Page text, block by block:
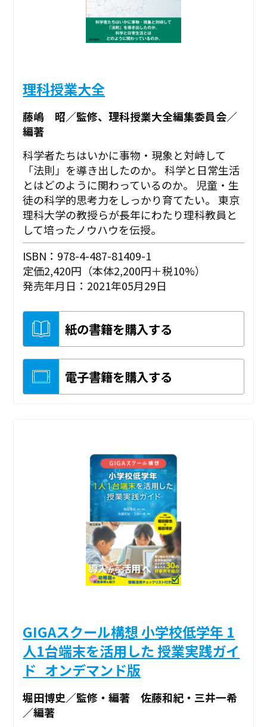
理科授業大全
藤嶋 昭／監修、理科授業大全編集委員会／
編著
科学者たちはいかに事物・現象と対峙して
「法則」を導き出したのか。 科学と日常生活
とはどのように関わっているのか。 児童・生
徒の科学的思考力をしっかり育てたい。 東京
理科大学の教授らが長年にわたり理科教員と
して培ったノウハウを伝授。
ISBN：978-4-487-81409-1
定価2,420円（本体2,200円＋税10%）
発売年月日：2021年05月29日
紙の書籍を購入する
電子書籍を購入する
GIGAスクール構想 小学校低学年 1
人1台端末を活用した 授業実践ガイ
ド_オンデマンド版
堀田博史／監修・編著 佐藤和紀・三井一希
／編著